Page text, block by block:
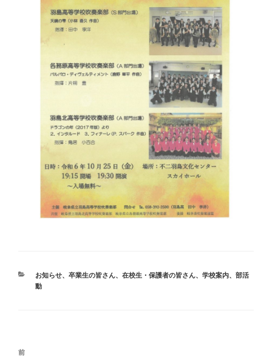
カ
テ
お知らせ、 卒業生の皆さん、 在校生・保護者の皆さん、 学校案内、 部活
動
投
前
前